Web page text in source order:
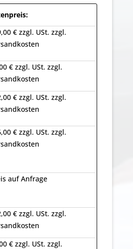
€ zzgl. USt. zzgl.
€ zzgl. USt. zzgl.
€ zzgl. USt. zzgl.
€ zzgl. USt. zzgl.
auf Anfrage
€ zzgl. USt. zzgl.
€ zzgl. USt. zzgl.